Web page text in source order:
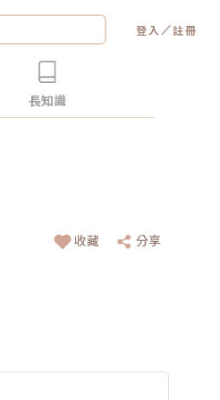
登入 ／註冊
長知識
收藏 分享